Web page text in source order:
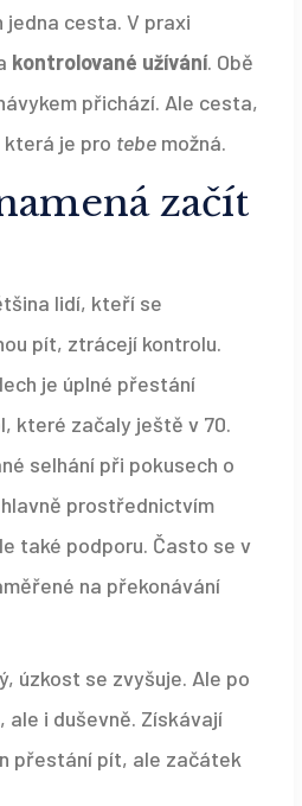
cesta. V praxi
kontrolované užívání. Obě
přichází. Ale cesta,
která je pro tebe možná.
začít
lidí, kteří se
pít, ztrácejí kontrolu.
je úplné přestání
které začaly ještě v 70.
selhání při pokusech o
prostřednictvím
také podporu. Často se v
na překonávání
úzkost se zvyšuje. Ale po
i duševně. Získávají
přestání pít, ale začátek